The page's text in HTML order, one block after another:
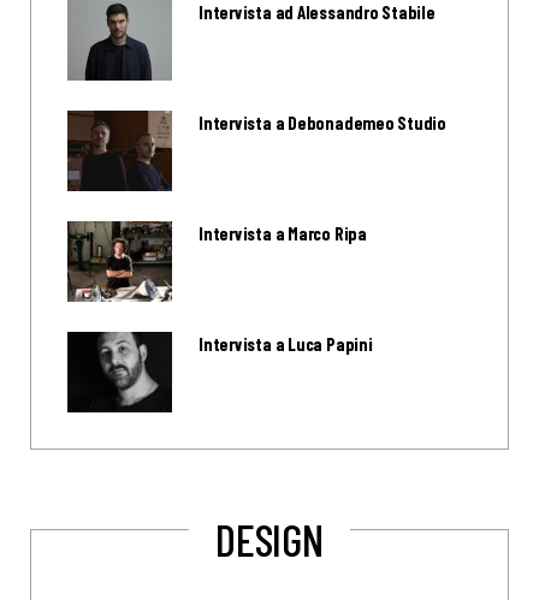
Intervista ad Alessandro Stabile
Intervista a Debonademeo Studio
Intervista a Marco Ripa
Intervista a Luca Papini
DESIGN